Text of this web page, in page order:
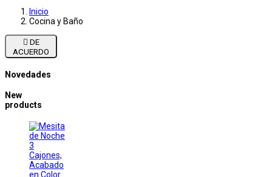
Inicio
Cocina y Baño

ACUERDO
Novedades
New
products